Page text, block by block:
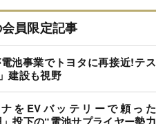
員限定記事
池事業でトヨタに再接近!テス
建設も視野
をEVバッテリーで頼った